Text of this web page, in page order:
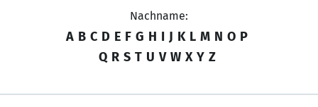
Nachname:
A B C D E F G H I J K L M N O P
Q R S T U V W X Y Z